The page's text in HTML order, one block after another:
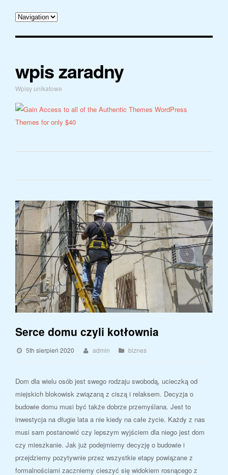
wpis zaradny
Wpisy unikatowe
Serce domu czyli kotłownia
5th sierpień 2020 admin biznes
Dom dla wielu osób jest swego rodzaju swobodą, ucieczką od
miejskich blokowisk związaną z ciszą i relaksem. Decyzja o
budowie domu musi być także dobrze przemyślana. Jest to
inwestycja na długie lata a nie kiedy na całe życie. Każdy z nas
musi sam postanowić czy lepszym wyjściem dla niego jest dom
czy mieszkanie. Jak już podejmiemy decyzję o budowie i
przejdziemy pozytywnie przez wszystkie etapy powiązane z
formalnościami zaczniemy cieszyć się widokiem rosnącego z